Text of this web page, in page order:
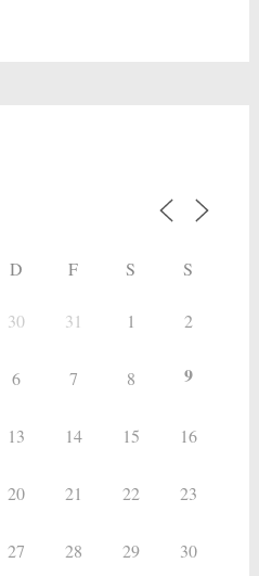
D F S S
30 31 1 2
6 7 8 9
13 14 15 16
20 21 22 23
27 28 29 30